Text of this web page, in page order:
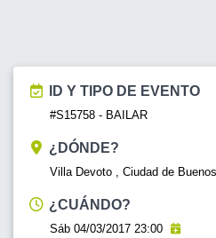
ID Y TIPO DE EVENTO
#S15758 - BAILAR
¿DÓNDE?
Villa Devoto , Ciudad de
¿CUÁNDO?
Sáb 04/03/2017 23:00